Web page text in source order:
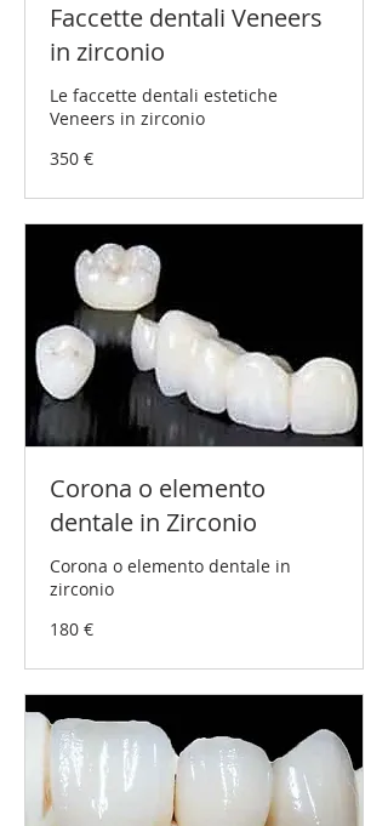
Faccette dentali Veneers
in zirconio
Le faccette dentali estetiche
Veneers in zirconio
350
Euro
350 €
Corona o elemento
dentale in Zirconio
Corona o elemento dentale in
zirconio
180
Euro
180 €